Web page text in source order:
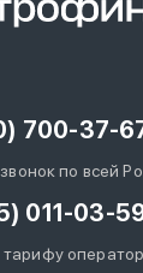
700-37-
по всей
011-03-
тарифу